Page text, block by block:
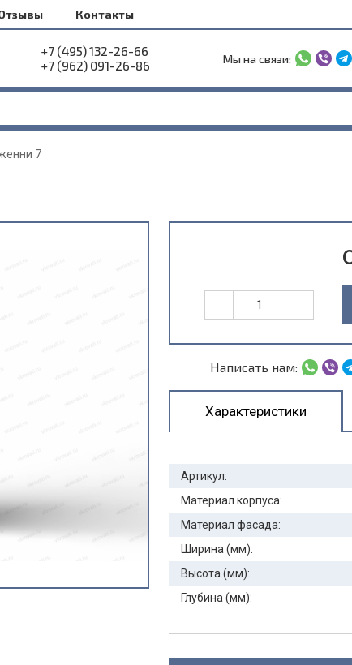
Контакты
+7 (495) 132-26-66
+7 (962) 091-26-86
Мы на связи:
7
Написать нам:
Характеристики
Артикул:
Материал корпуса:
Материал фасада:
Ширина (мм):
Высота (мм):
Глубина (мм):